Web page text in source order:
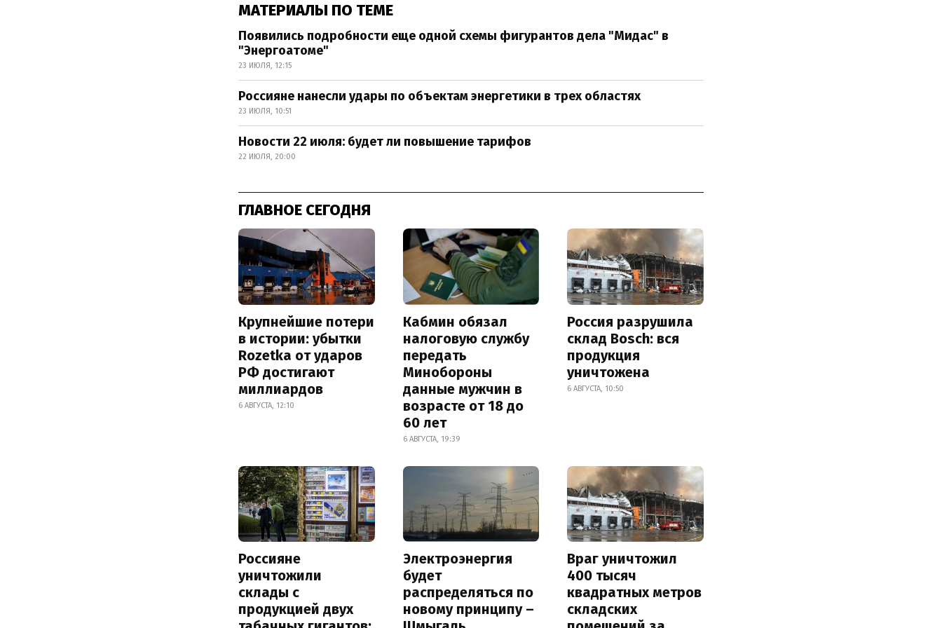
МАТЕРИАЛЫ ПО ТЕМЕ
Появились подробности еще одной схемы фигурантов дела "Мидас" в
"Энергоатоме"
23 ИЮЛЯ, 12:15
Россияне нанесли удары по объектам энергетики в трех областях
23 ИЮЛЯ, 10:51
Новости 22 июля: будет ли повышение тарифов
22 ИЮЛЯ, 20:00
ГЛАВНОЕ СЕГОДНЯ
Крупнейшие потери
в истории: убытки
Rozetka от ударов
РФ достигают
миллиардов
6 АВГУСТА, 12:10
Кабмин обязал
налоговую службу
передать
Минобороны
данные мужчин в
возрасте от 18 до
60 лет
6 АВГУСТА, 19:39
Россия разрушила
склад Bosch: вся
продукция
уничтожена
6 АВГУСТА, 10:50
Россияне
уничтожили
склады с
продукцией двух
Электроэнергия
будет
распределяться по
новому принципу –
Враг уничтожил
400 тысяч
квадратных метров
складских